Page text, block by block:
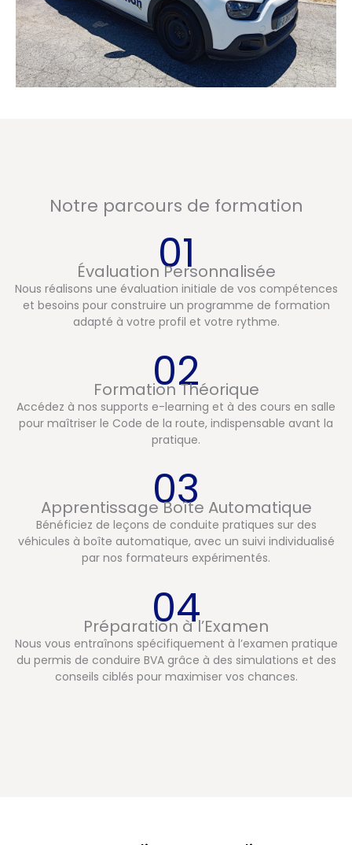
Notre parcours de formation
01
Évaluation Personnalisée
Nous réalisons une évaluation initiale de vos compétences
et besoins pour construire un programme de formation
adapté à votre profil et votre rythme.
02
Formation Théorique
Accédez à nos supports e-learning et à des cours en salle
pour maîtriser le Code de la route, indispensable avant la
pratique.
03
Apprentissage Boîte Automatique
Bénéficiez de leçons de conduite pratiques sur des
véhicules à boîte automatique, avec un suivi individualisé
par nos formateurs expérimentés.
04
Préparation à l’Examen
Nous vous entraînons spécifiquement à l’examen pratique
du permis de conduire BVA grâce à des simulations et des
conseils ciblés pour maximiser vos chances.